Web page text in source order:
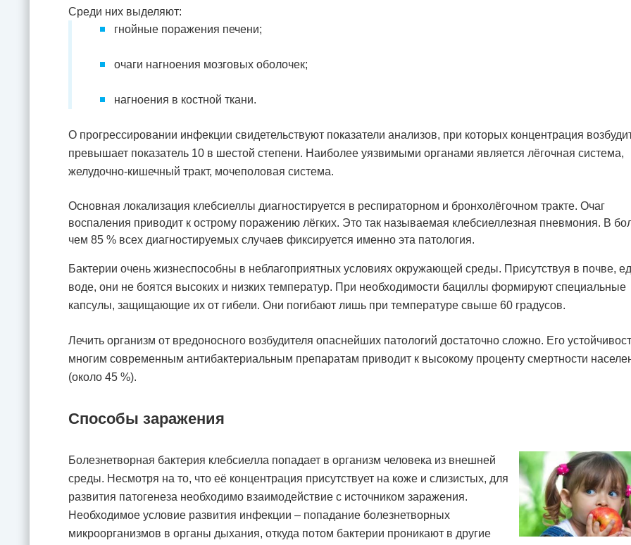
Среди них выделяют:
гнойные поражения печени;
очаги нагноения мозговых оболочек;
нагноения в костной ткани.
О прогрессировании инфекции свидетельствуют показатели анализов, при которых концентрация
превышает показатель 10 в шестой степени. Наиболее уязвимыми органами является лёгочная система,
желудочно-кишечный тракт, мочеполовая система.
Основная локализация клебсиеллы диагностируется в респираторном и бронхолёгочном тракте. Очаг
воспаления приводит к острому поражению лёгких. Это так называемая клебсиеллезная пневмония. В
чем 85 % всех диагностируемых случаев фиксируется именно эта патология.
Бактерии очень жизнеспособны в неблагоприятных условиях окружающей среды. Присутствуя в почве,
воде, они не боятся высоких и низких температур. При необходимости бациллы формируют специальные
капсулы, защищающие их от гибели. Они погибают лишь при температуре свыше 60 градусов.
Лечить организм от вредоносного возбудителя опаснейших патологий достаточно сложно. Его
многим современным антибактериальным препаратам приводит к высокому проценту смертности
(около 45 %).
Способы заражения
Болезнетворная бактерия клебсиелла попадает в организм человека из внешней
среды. Несмотря на то, что её концентрация присутствует на коже и слизистых, для
развития патогенеза необходимо взаимодействие с источником заражения.
Необходимое условие развития инфекции – попадание болезнетворных
микроорганизмов в органы дыхания, откуда потом бактерии проникают в другие